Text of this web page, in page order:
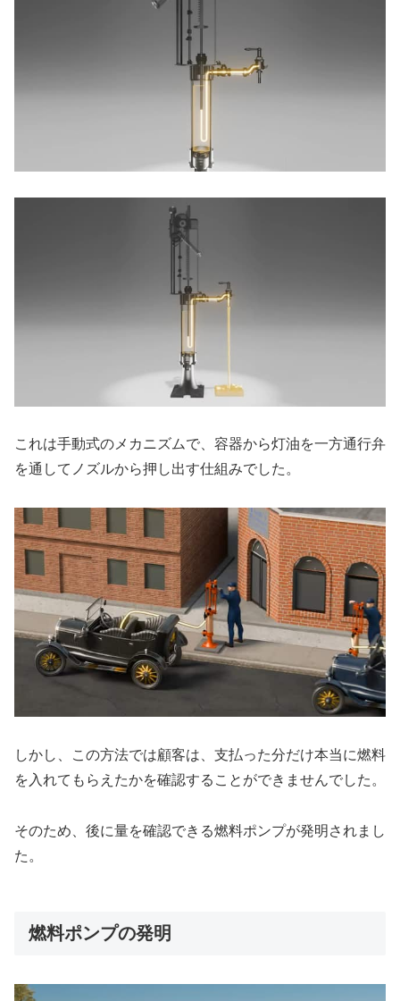
これは手動式のメカニズムで、容器から灯油を一方通行弁
を通してノズルから押し出す仕組みでした。
しかし、この方法では顧客は、支払った分だけ本当に燃料
を入れてもらえたかを確認することができませんでした。
そのため、後に量を確認できる燃料ポンプが発明されまし
た。
燃料ポンプの発明